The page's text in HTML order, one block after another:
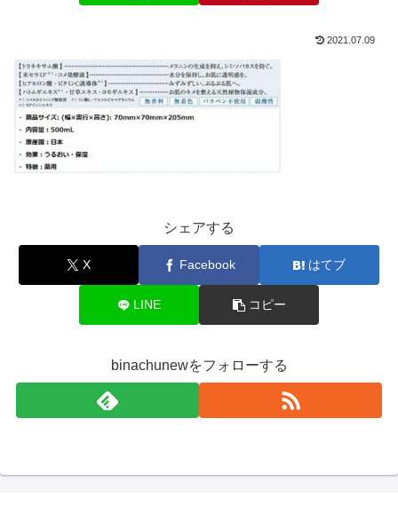
2021.07.09
シェアする
X Facebook はてブ
LINE コピー
binachunewをフォローする